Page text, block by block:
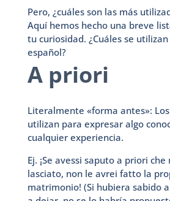
Pero, ¿cuáles son las más
Aquí hemos hecho una breve
tu curiosidad. ¿Cuáles se
español?
A priori
Literalmente «forma antes»:
utilizan para expresar algo
cualquier experiencia.
Ej. ¡Se avessi saputo a priori
lasciato, non le avrei fatto la
matrimonio! (Si hubiera sabido